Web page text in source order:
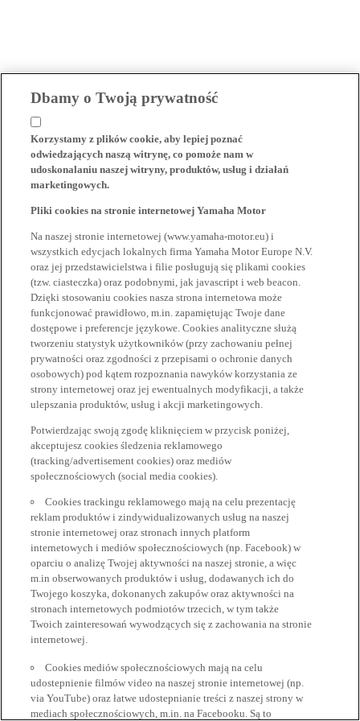
Dbamy o Twoją prywatność
Korzystamy z plików cookie, aby lepiej poznać
odwiedzających naszą witrynę, co pomoże nam w
udoskonalaniu naszej witryny, produktów, usług i działań
marketingowych.
Pliki cookies na stronie internetowej Yamaha Motor
Na naszej stronie internetowej (www.yamaha-motor.eu) i
wszystkich edycjach lokalnych firma Yamaha Motor Europe N.V.
oraz jej przedstawicielstwa i filie posługują się plikami cookies
(tzw. ciasteczka) oraz podobnymi, jak javascript i web beacon.
Dzięki stosowaniu cookies nasza strona internetowa może
funkcjonować prawidłowo, m.in. zapamiętując Twoje dane
dostępowe i preferencje językowe. Cookies analityczne służą
tworzeniu statystyk użytkowników (przy zachowaniu pełnej
prywatności oraz zgodności z przepisami o ochronie danych
osobowych) pod kątem rozpoznania nawyków korzystania ze
strony internetowej oraz jej ewentualnych modyfikacji, a także
ulepszania produktów, usług i akcji marketingowych.
Potwierdzając swoją zgodę kliknięciem w przycisk poniżej,
akceptujesz cookies śledzenia reklamowego
(tracking/advertisement cookies) oraz mediów
społecznościowych (social media cookies).
Cookies trackingu reklamowego mają na celu prezentację
reklam produktów i zindywidualizowanych usług na naszej
stronie internetowej oraz stronach innych platform
internetowych i mediów społecznościowych (np. Facebook) w
oparciu o analizę Twojej aktywności na naszej stronie, a więc
m.in obserwowanych produktów i usług, dodawanych ich do
Twojego koszyka, dokonanych zakupów oraz aktywności na
stronach internetowych podmiotów trzecich, w tym także
Twoich zainteresowań wywodzących się z zachowania na stronie
internetowej.
Cookies mediów społecznościowych mają na celu
udostepnienie filmów video na naszej stronie internetowej (np.
via YouTube) oraz łatwe udostepnianie treści z naszej strony w
mediach społecznościowych, m.in. na Facebooku. Są to